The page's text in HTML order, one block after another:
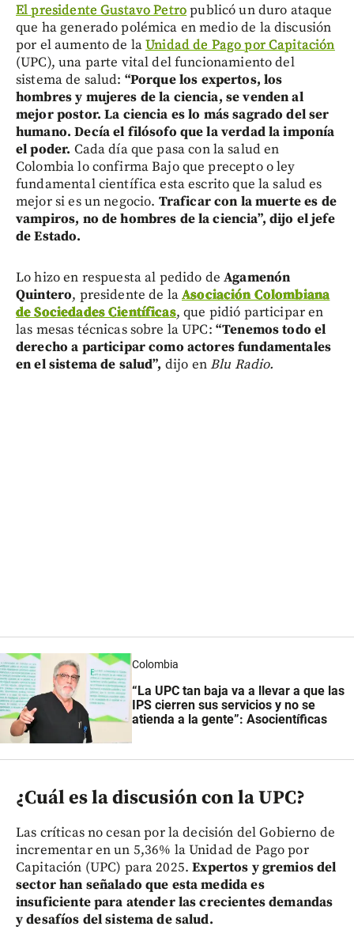
El presidente Gustavo Petropublicó un duro ataque
que ha generado polémica en medio de la discusión
por el aumento de laUnidad de Pago por Capitación
(UPC), una parte vital del funcionamiento del
sistema de salud: “Porque los expertos, los
hombres y mujeres de la ciencia, se venden al
mejor postor. La ciencia es lo más sagrado del ser
humano. Decía el filósofo que la verdad la imponía
el poder. Cada día que pasa con la salud en
Colombia lo confirma Bajo que precepto o ley
fundamental científica esta escrito que la salud es
mejor si es un negocio. Traficar con la muerte es de
vampiros, no de hombres de la ciencia”, dijo el jefe
de Estado.
Lo hizo en respuesta al pedido deAgamenón
Quintero, presidente de laAsociación Colombiana
de Sociedades Científicas, que pidió participar en
las mesas técnicas sobre la UPC: “Tenemos todo el
derecho a participar como actores fundamentales
en el sistema de salud”, dijo enBlu Radio.
Colombia
“La UPC tan baja va a llevar a que las
IPS cierren sus servicios y no se
atienda a la gente”: Asocientíficas
¿Cuál es la discusión con la UPC?
Las críticas no cesan por la decisión del Gobierno de
incrementar en un 5,36% la Unidad de Pago por
Capitación (UPC) para 2025.Expertos y gremios del
sector han señalado que esta medida es
insuficiente para atender las crecientes demandas
y desafíos del sistema de salud.